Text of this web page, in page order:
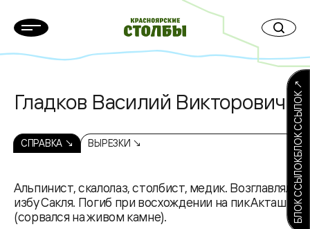
Гладков Василий Викторович
СПРАВКА ↘ ВЫРЕЗКИ ↘
Альпинист, скалолаз, столбист, медик. Возглавлял
избу Сакля. Погиб при восхождении на пик Акташ
(сорвался на живом камне).
БЛОК ССЫЛОКБЛОК ССЫЛОК ↗